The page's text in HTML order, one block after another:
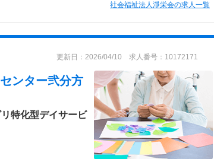
社会福祉法人淨栄会の求人一覧
更新日：2026/04/10 求人番号：10172171
ンター弐分方
特化型デイサービ